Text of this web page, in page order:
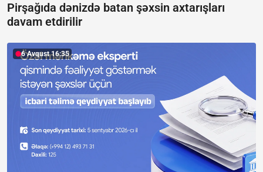
Pirşağıda dənizdə batan şəxsin axtarışları
davam etdirilir
6 Avqust 16:35